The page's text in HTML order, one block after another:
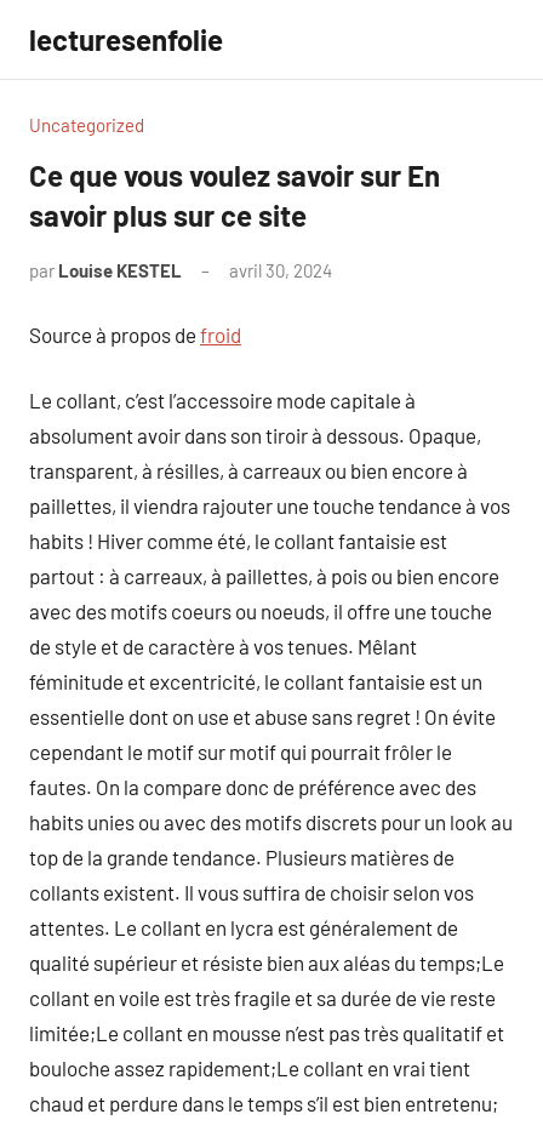
contenu
lecturesenfolie
Uncategorized
Ce que vous voulez savoir sur En
savoir plus sur ce site
par Louise KESTEL avril 30, 2024
Source à propos de froid
Le collant, c’est l’accessoire mode capitale à
absolument avoir dans son tiroir à dessous. Opaque,
transparent, à résilles, à carreaux ou bien encore à
paillettes, il viendra rajouter une touche tendance à vos
habits ! Hiver comme été, le collant fantaisie est
partout : à carreaux, à paillettes, à pois ou bien encore
avec des motifs coeurs ou noeuds, il offre une touche
de style et de caractère à vos tenues. Mêlant
féminitude et excentricité, le collant fantaisie est un
essentielle dont on use et abuse sans regret ! On évite
cependant le motif sur motif qui pourrait frôler le
fautes. On la compare donc de préférence avec des
habits unies ou avec des motifs discrets pour un look au
top de la grande tendance. Plusieurs matières de
collants existent. Il vous suffira de choisir selon vos
attentes. Le collant en lycra est généralement de
qualité supérieur et résiste bien aux aléas du temps;Le
collant en voile est très fragile et sa durée de vie reste
limitée;Le collant en mousse n’est pas très qualitatif et
bouloche assez rapidement;Le collant en vrai tient
chaud et perdure dans le temps s’il est bien entretenu;